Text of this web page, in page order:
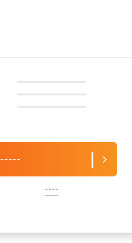
-----
----